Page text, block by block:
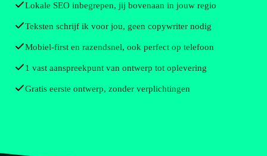
Lokale SEO inbegrepen, jij bovenaan in jouw regio
Teksten schrijf ik voor jou, geen copywriter nodig
Mobiel-first en razendsnel, ook perfect op telefoon
1 vast aanspreekpunt van ontwerp tot oplevering
Gratis eerste ontwerp, zonder verplichtingen